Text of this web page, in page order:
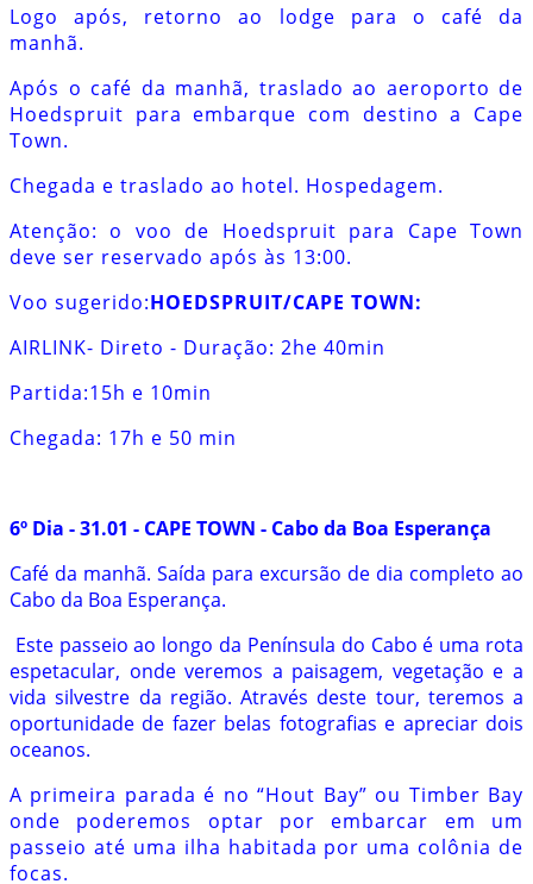
Logo após, retorno ao lodge para o café da
manhã.
Após o café da manhã, traslado ao aeroporto de
Hoedspruit para embarque com destino a Cape
Town.
Chegada e traslado ao hotel. Hospedagem.
Atenção: o voo de Hoedspruit para Cape Town
deve ser reservado após às 13:00.
Voo sugerido:HOEDSPRUIT/CAPE TOWN:
AIRLINK- Direto - Duração: 2he 40min
Partida:15h e 10min
Chegada: 17h e 50 min
6º Dia - 31.01 - CAPE TOWN - Cabo da Boa Esperança
Café da manhã. Saída para excursão de dia completo ao
Cabo da Boa Esperança.
Este passeio ao longo da Península do Cabo é uma rota
espetacular, onde veremos a paisagem, vegetação e a
vida silvestre da região. Através deste tour, teremos a
oportunidade de fazer belas fotografias e apreciar dois
oceanos.
A primeira parada é no “Hout Bay” ou Timber Bay
onde poderemos optar por embarcar em um
passeio até uma ilha habitada por uma colônia de
focas.